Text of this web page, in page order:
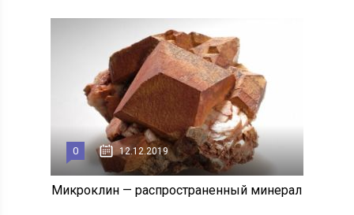
0 12.12.2019
Микроклин — распространенный минерал